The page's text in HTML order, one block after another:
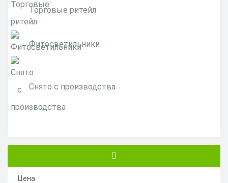
Торговые ритейл
Фитосветильники
Снято с производства
Цена